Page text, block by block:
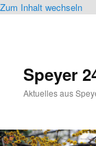
Zum Inhalt wechseln
Speyer
Aktuelles aus